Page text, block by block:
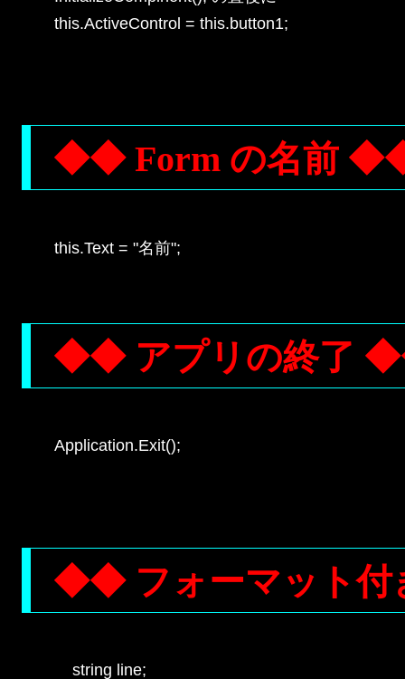
this.ActiveControl = this.button1;
◆◆ Form の名前
this.Text = "名前";
◆◆ アプリの終了
Application.Exit();
◆◆ フォーマット
    string line;